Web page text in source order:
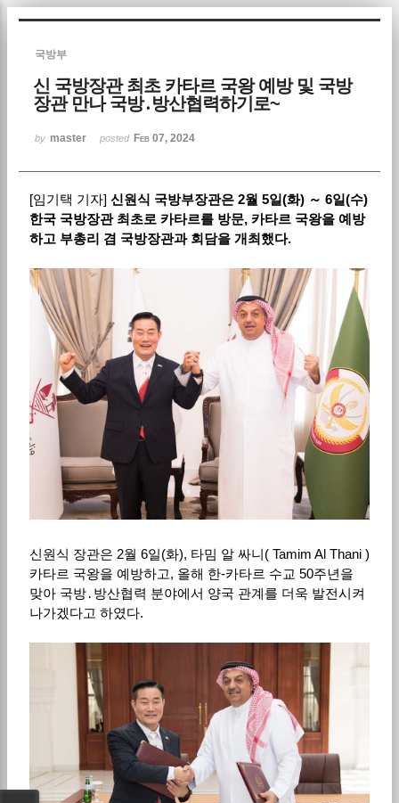
국방부
신 국방장관 최초 카타르 국왕 예방 및 국방
장관 만나 국방․방산협력하기로~
by master posted Feb 07, 2024
[임기택 기자] 신원식 국방부장관은 2월 5일(화) ～ 6일(수)
한국 국방장관 최초로 카타르를 방문, 카타르 국왕을 예방
하고 부총리 겸 국방장관과 회담을 개최했다.
신원식 장관은 2월 6일(화), 타밈 알 싸니( Tamim Al Thani )
카타르 국왕을 예방하고, 올해 한-카타르 수교 50주년을
맞아 국방․ 방산협력 분야에서 양국 관계를 더욱 발전시켜
나가겠다고 하였다.
Sketchbook5, 스케치북5
Sketchbook5, 스케치북5